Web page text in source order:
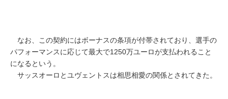
なお、この契約にはボーナスの条項が付帯されており、選手の
パフォーマンスに応じて最大で1250万ユーロが支払われること
になるという。
サッスオーロとユヴェントスは相思相愛の関係とされてきた。